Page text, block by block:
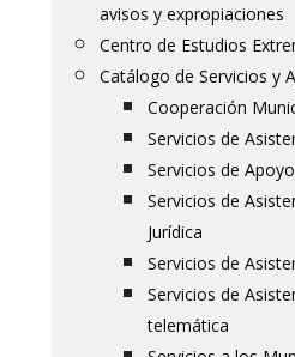
avisos y expropiaciones
Centro de Estudios
Catálogo de Servicios y
Cooperación
Servicios de
Servicios de
Servicios de
Jurídica
Servicios de
Servicios de
telemática